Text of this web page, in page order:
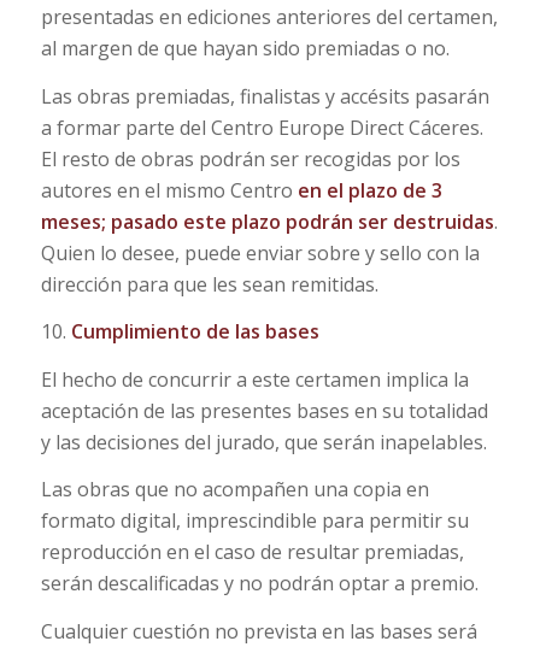
presentadas en ediciones anteriores del certamen,
al margen de que hayan sido premiadas o no.
Las obras premiadas, finalistas y accésits pasarán
a formar parte del Centro Europe Direct Cáceres.
El resto de obras podrán ser recogidas por los
autores en el mismo Centro en el plazo de 3
meses; pasado este plazo podrán ser destruidas.
Quien lo desee, puede enviar sobre y sello con la
dirección para que les sean remitidas.
10. Cumplimiento de las bases
El hecho de concurrir a este certamen implica la
aceptación de las presentes bases en su totalidad
y las decisiones del jurado, que serán inapelables.
Las obras que no acompañen una copia en
formato digital, imprescindible para permitir su
reproducción en el caso de resultar premiadas,
serán descalificadas y no podrán optar a premio.
Cualquier cuestión no prevista en las bases será